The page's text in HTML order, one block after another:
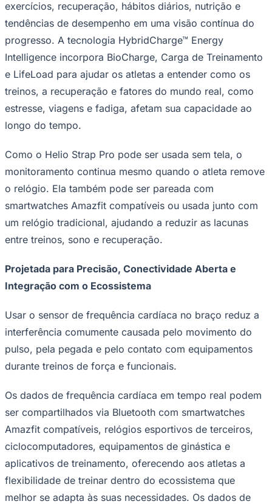
exercícios, recuperação, hábitos diários, nutrição e
tendências de desempenho em uma visão contínua do
progresso. A tecnologia HybridCharge™ Energy
Intelligence incorpora BioCharge, Carga de Treinamento
e LifeLoad para ajudar os atletas a entender como os
treinos, a recuperação e fatores do mundo real, como
estresse, viagens e fadiga, afetam sua capacidade ao
longo do tempo.
Como o Helio Strap Pro pode ser usada sem tela, o
monitoramento continua mesmo quando o atleta remove
o relógio. Ela também pode ser pareada com
smartwatches Amazfit compatíveis ou usada junto com
um relógio tradicional, ajudando a reduzir as lacunas
entre treinos, sono e recuperação.
Projetada para Precisão, Conectividade Aberta e
Integração com o Ecossistema
Usar o sensor de frequência cardíaca no braço reduz a
interferência comumente causada pelo movimento do
pulso, pela pegada e pelo contato com equipamentos
durante treinos de força e funcionais.
Os dados de frequência cardíaca em tempo real podem
ser compartilhados via Bluetooth com smartwatches
Amazfit compatíveis, relógios esportivos de terceiros,
ciclocomputadores, equipamentos de ginástica e
aplicativos de treinamento, oferecendo aos atletas a
flexibilidade de treinar dentro do ecossistema que
melhor se adapta às suas necessidades. Os dados de